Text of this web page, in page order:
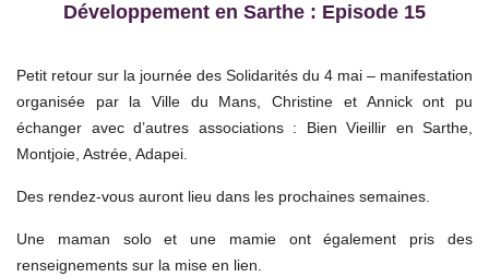
Développement en Sarthe : Episode 15
Petit retour sur la journée des Solidarités du 4 mai – manifestation
organisée par la Ville du Mans, Christine et Annick ont pu
échanger avec d’autres associations : Bien Vieillir en Sarthe,
Montjoie, Astrée, Adapei.
Des rendez-vous auront lieu dans les prochaines semaines.
Une maman solo et une mamie ont également pris des
renseignements sur la mise en lien.